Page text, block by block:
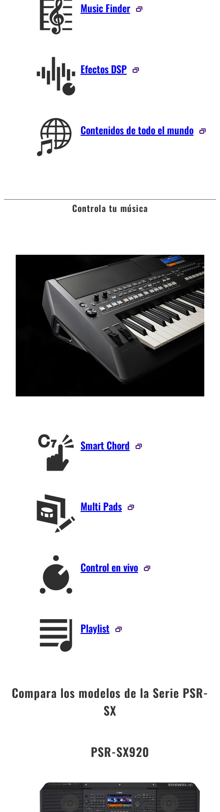
Music Finder
Efectos DSP
Contenidos de todo el mundo
Controla tu música
Smart Chord
Multi Pads
Control en vivo
Playlist
Compara los modelos de la Serie PSR-
SX
PSR-SX920